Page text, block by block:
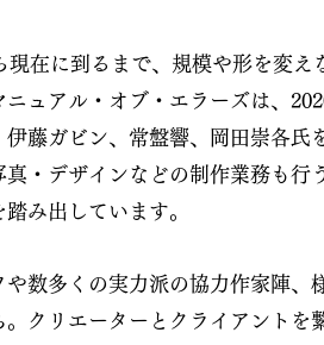
在に到るまで、規模や形を変え
ュアル・オブ・エラーズは、
藤ガビン、常盤響、岡田崇各氏
・デザインなどの制作業務も行
み出しています。
数多くの実力派の協力作家陣、
クリエーターとクライアントを